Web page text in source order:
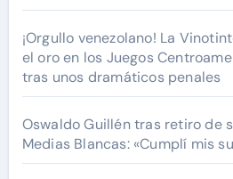
¡Orgullo venezolano! La
el oro en los Juegos
tras unos dramáticos penales
Oswaldo Guillén tras retiro de
Medias Blancas: «Cumplí mis